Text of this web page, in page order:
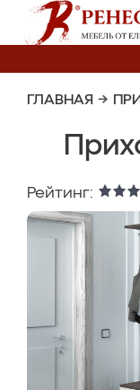
ГЛАВНАЯ →
Рейтинг: